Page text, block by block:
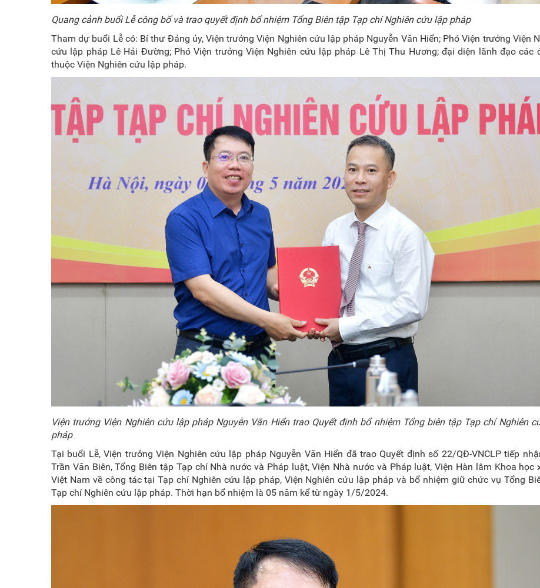
Quang cảnh buổi Lễ công bố và trao quyết định bổ nhiệm Tổng Biên tập Tạp chí Nghiên cứu lập pháp
Tham dự buổi Lễ có: Bí thư Đảng ủy, Viện trưởng Viện Nghiên cứu lập pháp Nguyễn Văn Hiển; Phó Viện trưởng Viện
cứu lập pháp Lê Hải Đường; Phó Viện trưởng Viện Nghiên cứu lập pháp Lê Thị Thu Hương; đại diện lãnh đạo các
thuộc Viện Nghiên cứu lập pháp.
Viện trưởng Viện Nghiên cứu lập pháp Nguyễn Văn Hiển trao Quyết định bổ nhiệm Tổng biên tập Tạp chí Nghiên
pháp
Tại buổi Lễ, Viện trưởng Viện Nghiên cứu lập pháp Nguyễn Văn Hiển đã trao Quyết định số 22/QĐ-VNCLP tiếp
Trần Văn Biên, Tổng Biên tập Tạp chí Nhà nước và Pháp luật, Viện Nhà nước và Pháp luật, Viện Hàn lâm Khoa học
Việt Nam về công tác tại Tạp chí Nghiên cứu lập pháp, Viện Nghiên cứu lập pháp và bổ nhiệm giữ chức vụ Tổng
Tạp chí Nghiên cứu lập pháp. Thời hạn bổ nhiệm là 05 năm kể từ ngày 1/5/2024.